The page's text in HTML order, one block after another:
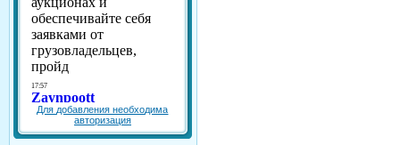
Для добавления необходима
авторизация